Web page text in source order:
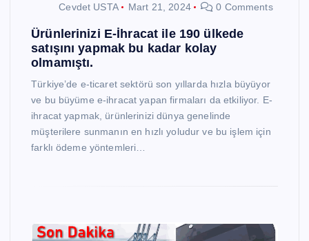
Cevdet USTA Mart 21, 2024 0 Comments
Ürünlerinizi E-İhracat ile 190 ülkede
satışını yapmak bu kadar kolay
olmamıştı.
Türkiye’de e-ticaret sektörü son yıllarda hızla büyüyor
ve bu büyüme e-ihracat yapan firmaları da etkiliyor. E-
ihracat yapmak, ürünlerinizi dünya genelinde
müşterilere sunmanın en hızlı yoludur ve bu işlem için
farklı ödeme yöntemleri…